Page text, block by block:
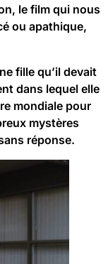
, le film qui nous
ou apathique,
fille qu’il devait
dans lequel elle
mondiale pour
mystères
réponse.